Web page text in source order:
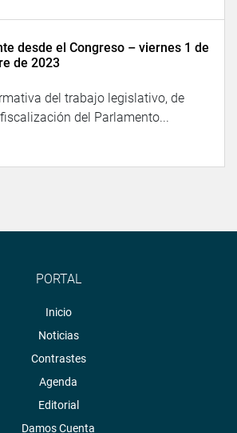
desde el Congreso – viernes 1 de
de 2023
del trabajo legislativo, de
del Parlamento...
PORTAL
Inicio
Noticias
Contrastes
Agenda
Editorial
Damos Cuenta